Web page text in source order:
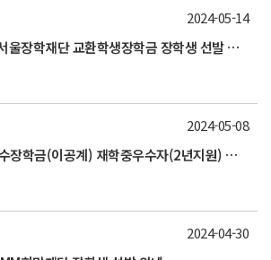
2024학년도 1학기 서울장학재단 교환학생장학금 장학생 선발 안내
2024-05-14
2024학년도 국가우수장학금(이공계) 재학중우수자(2년지원) 유형 장학생 선발 안내
2024-05-08
2024-04-30